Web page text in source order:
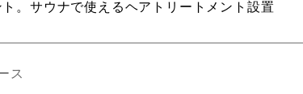
。サウナで使えるヘアトリートメント設置
ス